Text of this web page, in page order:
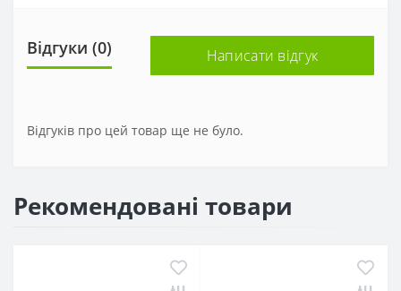
Відгуки (0) Написати відгук
Відгуків про цей товар ще не було.
Рекомендовані товари